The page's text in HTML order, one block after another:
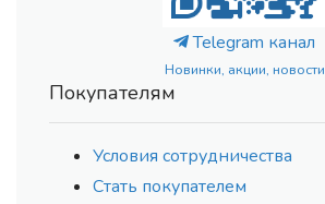
Telegram канал
Новинки, акции, новости
Покупателям
Условия сотрудничества
Стать покупателем